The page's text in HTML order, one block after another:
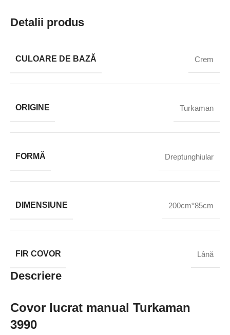
Detalii produs
CULOARE DE BAZĂ Crem
ORIGINE Turkaman
FORMĂ Dreptunghiular
DIMENSIUNE 200cm*85cm
FIR COVOR Lână
Descriere
Covor lucrat manual Turkaman
3990